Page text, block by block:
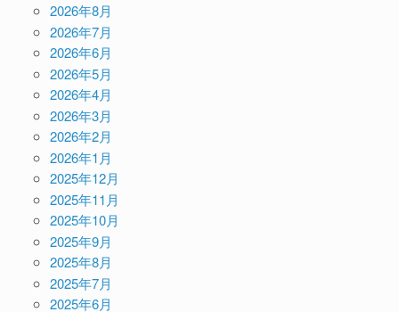
2026年8月
2026年7月
2026年6月
2026年5月
2026年4月
2026年3月
2026年2月
2026年1月
2025年12月
2025年11月
2025年10月
2025年9月
2025年8月
2025年7月
2025年6月